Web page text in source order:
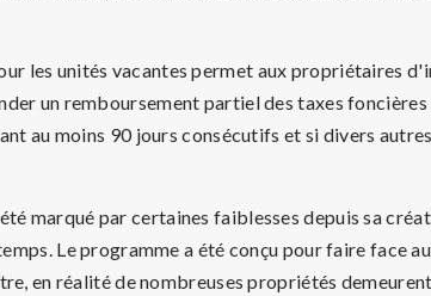
les unités vacantes permet aux propriétaires
un remboursement partiel des taxes
au moins 90 jours consécutifs et si divers
marqué par certaines faiblesses depuis sa
Le programme a été conçu pour faire face
en réalité de nombreuses propriétés